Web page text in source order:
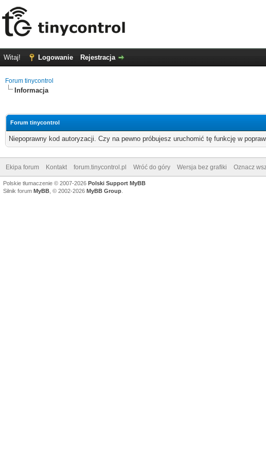
Witaj! Logowanie Rejestracja
Forum tinycontrol
Informacja
Forum tinycontrol
Niepoprawny kod autoryzacji. Czy na pewno próbujesz uruchomić tę funkcję w
Ekipa forum Kontakt forum.tinycontrol.pl Wróć do góry Wersja bez grafiki Oznacz
Polskie tłumaczenie © 2007-2026 Polski Support MyBB
Silnik forum MyBB , © 2002-2026 MyBB Group